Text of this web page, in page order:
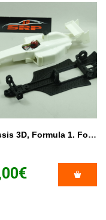
Chassis 3D, Formula 1. For ALL SLOT CAR Body.